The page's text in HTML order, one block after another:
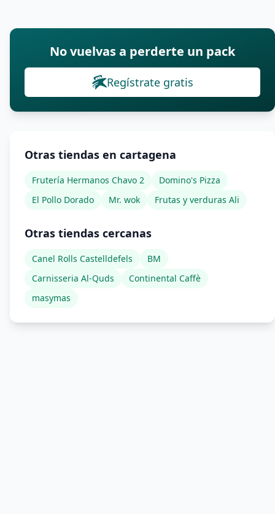
No vuelvas a perderte un pack
Regístrate gratis
Otras tiendas en cartagena
Frutería Hermanos Chavo 2
Domino's Pizza
El Pollo Dorado
Mr. wok Frutas y verduras Ali
Otras tiendas cercanas
Canel Rolls Castelldefels
BM
Carnisseria Al-Quds
Continental Caffè
masymas